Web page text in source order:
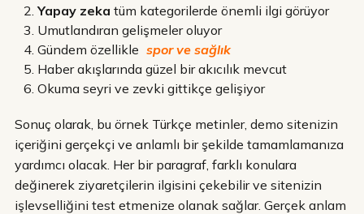
Yapay zeka tüm kategorilerde önemli ilgi görüyor
Umutlandıran gelişmeler oluyor
Gündem özellikle spor ve sağlık
Haber akışlarında güzel bir akıcılık mevcut
Okuma seyri ve zevki gittikçe gelişiyor
Sonuç olarak, bu örnek Türkçe metinler, demo sitenizin
içeriğini gerçekçi ve anlamlı bir şekilde tamamlamanıza
yardımcı olacak. Her bir paragraf, farklı konulara
değinerek ziyaretçilerin ilgisini çekebilir ve sitenizin
işlevselliğini test etmenize olanak sağlar. Gerçek anlam